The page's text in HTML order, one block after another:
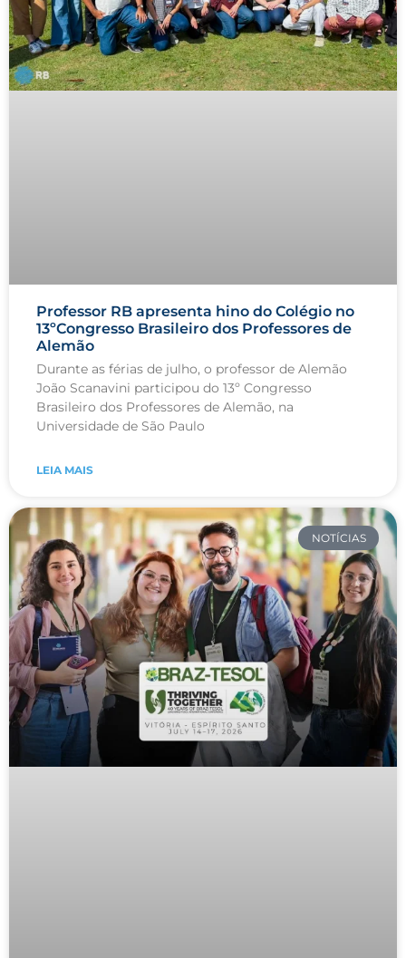
Professor RB apresenta hino do Colégio no
13ºCongresso Brasileiro dos Professores de
Alemão
Durante as férias de julho, o professor de Alemão
João Scanavini participou do 13º Congresso
Brasileiro dos Professores de Alemão, na
Universidade de São Paulo
LEIA MAIS
NOTÍCIAS